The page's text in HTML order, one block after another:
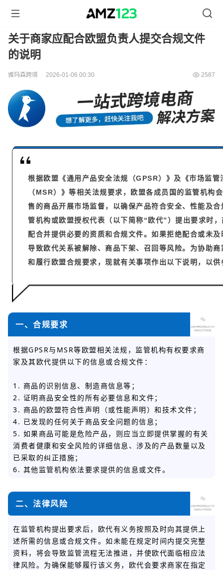
关于商家应配合欧盟负责人提交合规文件
的说明
雅玛森跨境 2026-01-06 00:30 2587
根据欧盟《通用产品安全法规（GPSR）》及《市场监管
（MSR）》等相关法规要求，欧盟各成员国的监管机构
售的商品开展市场监督，以确保产品符合安全、性能及
管机构或欧盟授权代表（以下简称“欧代”）提出要求时
配合并提供必要的资质和合规文件。如果拒绝配合或未
导致欧代关系被解除、商品下架、召回等风险。为协助
和履行欧盟合规要求，现就有关事项作出以下说明，以供
一、合规要求
根据GPSR与MSR等欧盟相关法规，监管机构有权要求商
家及其欧代提供以下的信息或合规文件：
1. 商品的识别信息、制造商信息等；
2. 证明商品安全性的所有必要信息和文件；
3. 商品的欧盟符合性声明（或性能声明）和技术文件；
4. 已发现的任何关于商品安全问题的信息；
5. 如果商品可能是危险产品，则应当立即提供掌握的有关
消费者健康和安全风险的详细信息、涉及的产品数量以及
已采取的纠正措施；
6. 其他监管机构依法要求提供的信息或文件。
二、法律风险
在监管机构提出要求后，欧代有义务按照及时向其提供上
述所需的信息或合规文件。如未能在规定时间内提交完整
资料，将会导致监管流程无法推进，并使欧代面临相应法
律风险。为确保能够履行该义务，欧代会要求商家在指定